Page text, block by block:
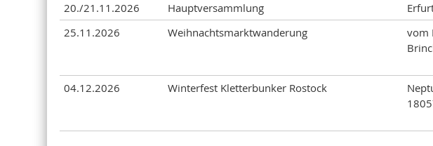
20./21.11.2026 Hauptversammlung
25.11.2026
Weihnachtsmarktwanderung
vom
04.12.2026
Winterfest Kletterbunker Rostock